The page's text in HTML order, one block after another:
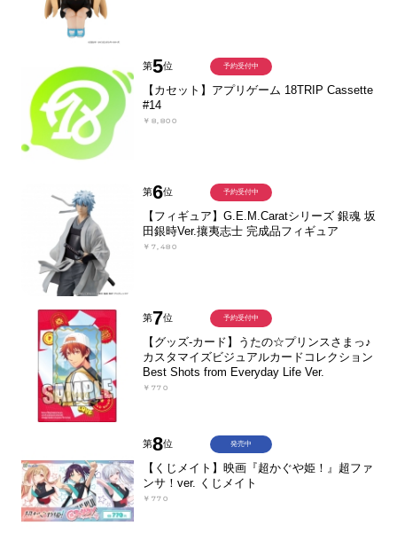
第5位
【カセット】アプリゲーム 18TRIP Cassette
#14
￥8,800
予約受付中
第6位
【フィギュア】G.E.M.Caratシリーズ 銀魂 坂
田銀時Ver.攘夷志士 完成品フィギュア
￥7,480
予約受付中
第7位
【グッズ-カード】うたの☆プリンスさまっ♪
カスタマイズビジュアルカードコレクション
Best Shots from Everyday Life Ver.
￥770
予約受付中
第8位
【くじメイト】映画『超かぐや姫！』超ファ
ンサ！ver. くじメイト
￥770
発売中